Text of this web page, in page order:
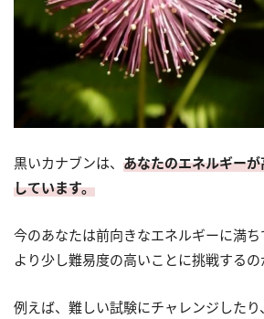
黒いカナブンは、 あなたのエネルギー
しています。
今のあなたは前向きなエネルギーに満
より少し難易度の高いことに挑戦するの
例えば、難しい試験にチャレンジしたり